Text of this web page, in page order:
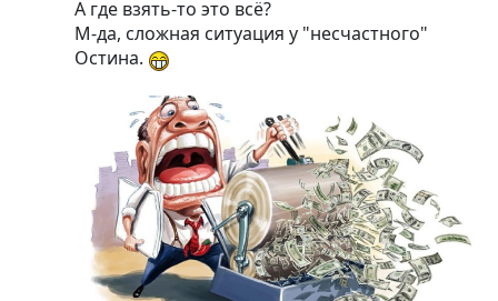
А где взять-то это всё?
М-да, сложная ситуация у "несчастного"
Остина.